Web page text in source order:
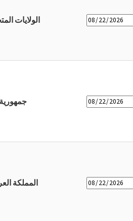
الولايات
المملكة